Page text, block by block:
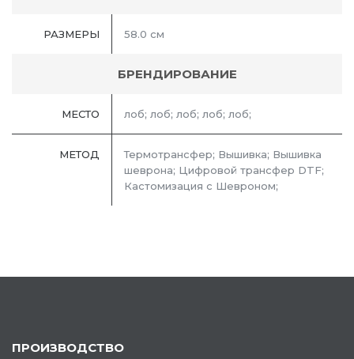
РАЗМЕРЫ 58.0 см
БРЕНДИРОВАНИЕ
МЕСТО лоб; лоб; лоб; лоб; лоб;
МЕТОД
Термотрансфер; Вышивка; Вышивка
шеврона; Цифровой трансфер DTF;
Кастомизация с Шевроном;
ПРОИЗВОДСТВО